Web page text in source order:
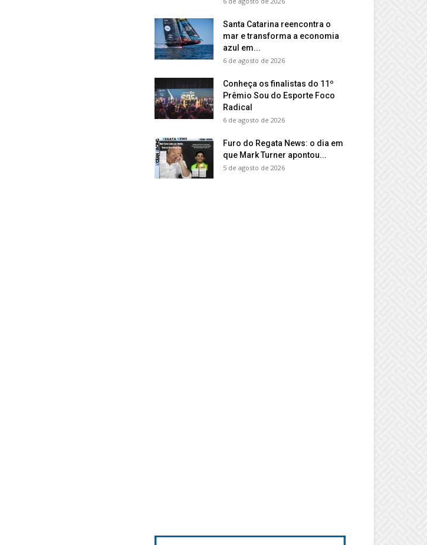
Santa Catarina reencontra o
mar e transforma a economia
azul em...
6 de agosto de 2026
Conheça os finalistas do 11º
Prêmio Sou do Esporte Foco
Radical
6 de agosto de 2026
Furo do Regata News: o dia em
que Mark Turner apontou...
5 de agosto de 2026